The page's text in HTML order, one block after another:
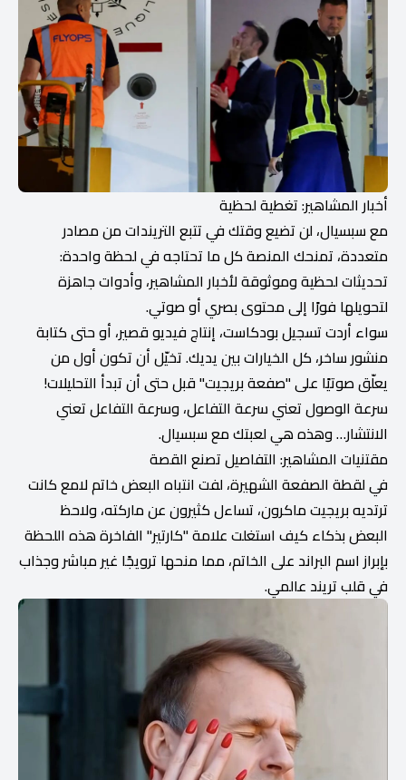
أخبار المشاهير: تغطية لحظية
مع سبسيال، لن تضيع وقتك في تتبع التريندات من مصادر
متعددة، تمنحك المنصة كل ما تحتاجه في لحظة واحدة:
تحديثات لحظية وموثوقة لأخبار المشاهير، وأدوات جاهزة
لتحويلها فورًا إلى محتوى بصري أو صوتي.
سواء أردت تسجيل بودكاست، إنتاج فيديو قصير، أو حتى كتابة
منشور ساخر، كل الخيارات بين يديك. تخيّل أن تكون أول من
يعلّق صوتيًا على "صفعة بريجيت" قبل حتى أن تبدأ التحليلات!
سرعة الوصول تعني سرعة التفاعل، وسرعة التفاعل تعني
الانتشار… وهذه هي لعبتك مع سبسيال.
مقتنيات المشاهير: التفاصيل تصنع القصة
في لقطة الصفعة الشهيرة، لفت انتباه البعض خاتم لامع كانت
ترتديه بريجيت ماكرون، تساءل كثيرون عن ماركته، ولاحظ
البعض بذكاء كيف استغلت علامة "كارتير" الفاخرة هذه اللحظة
بإبراز اسم البراند على الخاتم، مما منحها ترويجًا غير مباشر وجذاب
في قلب تريند عالمي.